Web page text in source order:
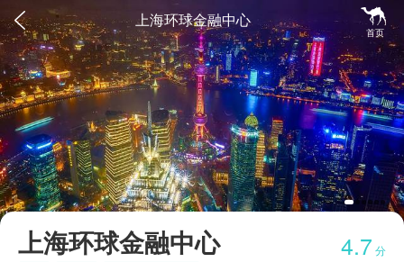
 
首页
上海环球金融中心
上海环球金融中心 4.7 分